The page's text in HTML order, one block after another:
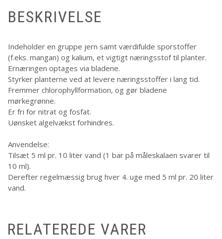
BESKRIVELSE
Indeholder en gruppe jern samt værdifulde sporstoffer
(f.eks. mangan) og kalium, et vigtigt næringsstof til planter.
Ernæringen optages via bladene.
Styrker planterne ved at levere næringsstoffer i lang tid.
Fremmer chlorophyllformation, og gør bladene
mørkegrønne.
Er fri for nitrat og fosfat.
Uønsket algelvækst forhindres.
Anvendelse:
Tilsæt 5 ml pr. 10 liter vand (1 bar på måleskalaen svarer til
10 ml).
Derefter regelmæssig brug hver 4. uge med 5 ml pr. 20 liter
vand.
RELATEREDE VARER